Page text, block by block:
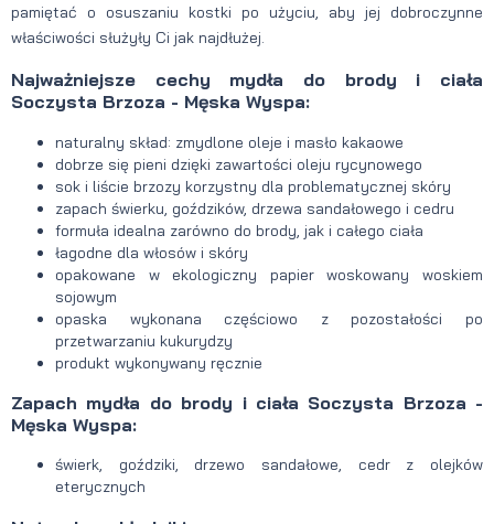
pamiętać o osuszaniu kostki po użyciu, aby jej dobroczynne
właściwości służyły Ci jak najdłużej.
Najważniejsze cechy mydła do brody i ciała
Soczysta Brzoza - Męska Wyspa:
naturalny skład: zmydlone oleje i masło kakaowe
dobrze się pieni dzięki zawartości oleju rycynowego
sok i liście brzozy korzystny dla problematycznej skóry
zapach świerku, goździków, drzewa sandałowego i cedru
formuła idealna zarówno do brody, jak i całego ciała
łagodne dla włosów i skóry
opakowane w ekologiczny papier woskowany woskiem
sojowym
opaska wykonana częściowo z pozostałości po
przetwarzaniu kukurydzy
produkt wykonywany ręcznie
Zapach mydła do brody i ciała Soczysta Brzoza -
Męska Wyspa:
świerk, goździki, drzewo sandałowe, cedr z olejków
eterycznych